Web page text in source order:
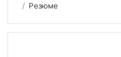
Резюме